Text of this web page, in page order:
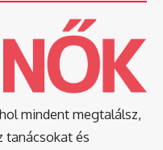
mindent megtalálsz,
tanácsokat és